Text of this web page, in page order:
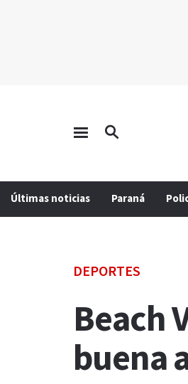
Últimas noticias Paraná
DEPORTES
Beach
buena